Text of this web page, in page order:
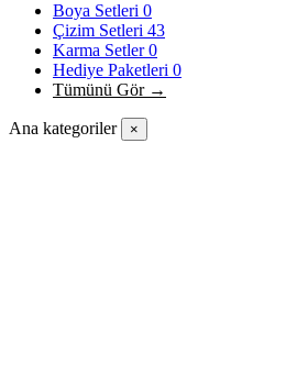
Boya Setleri 0
Çizim Setleri 43
Karma Setler0
Hediye Paketleri 0
Tümünü Gör →
Ana kategoriler ×